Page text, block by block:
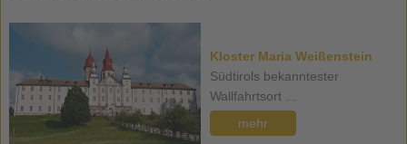
Kloster Maria Weißenstein
Südtirols bekanntester
Wallfahrtsort ...
mehr